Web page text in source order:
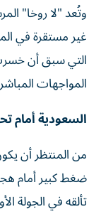
وتُعد "لا روخا"
غير مستقرة في
التي سبق أن
المواجهات
السعودية أمام
من المنتظر أن
ضغط كبير أمام
تألقه في الجولة